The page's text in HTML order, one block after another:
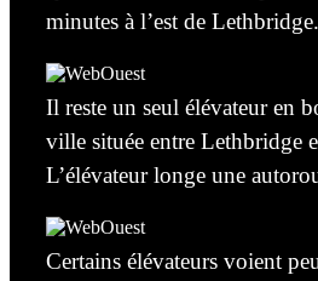
minutes à l’est de Lethbridge.
Il reste un seul élévateur en
ville située entre Lethbridge
L’élévateur longe une
Certains élévateurs voient